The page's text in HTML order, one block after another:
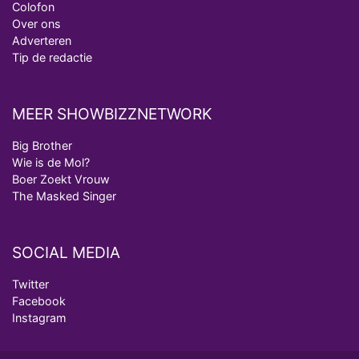
Colofon
Over ons
Adverteren
Tip de redactie
MEER SHOWBIZZNETWORK
Big Brother
Wie is de Mol?
Boer Zoekt Vrouw
The Masked Singer
SOCIAL MEDIA
Twitter
Facebook
Instagram